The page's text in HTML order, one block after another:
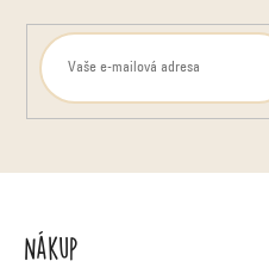
Nákup